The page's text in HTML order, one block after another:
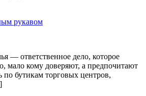
рукавом
— ответственное дело, которое
мало кому доверяют, а предпочитают
по бутикам торговых центров,